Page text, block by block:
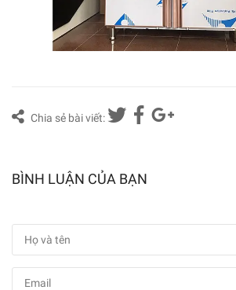
Chia sẻ bài viết:
BÌNH LUẬN CỦA BẠN